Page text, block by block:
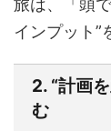
旅は、「頭
インプット”
2. “計画
む